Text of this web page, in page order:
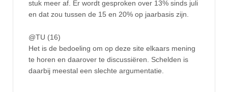
stuk meer af. Er wordt gesproken over 13% sinds juli
en dat zou tussen de 15 en 20% op jaarbasis zijn.
@TU (16)
Het is de bedoeling om op deze site elkaars mening
te horen en daarover te discussiëren. Schelden is
daarbij meestal een slechte argumentatie.